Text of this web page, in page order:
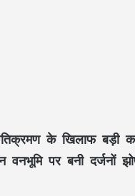
के खिलाफ बड़ी
वनभूमि पर बनी